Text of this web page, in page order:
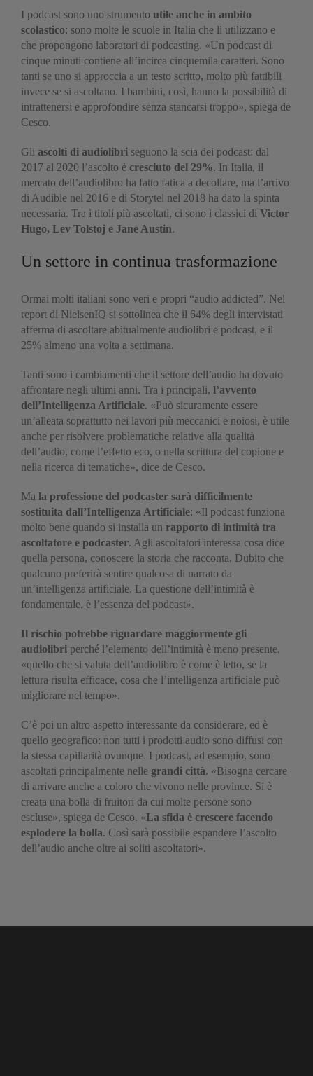
I podcast sono uno strumento utile anche in ambito
scolastico: sono molte le scuole in Italia che li utilizzano e
che propongono laboratori di podcasting. «Un podcast di
cinque minuti contiene all’incirca cinquemila caratteri. Sono
tanti se uno si approccia a un testo scritto, molto più fattibili
invece se si ascoltano. I bambini, così, hanno la possibilità di
intrattenersi e approfondire senza stancarsi troppo», spiega de
Cesco.
Gli ascolti di audiolibri seguono la scia dei podcast: dal
2017 al 2020 l’ascolto è cresciuto del 29%. In Italia, il
mercato dell’audiolibro ha fatto fatica a decollare, ma l’arrivo
di Audible nel 2016 e di Storytel nel 2018 ha dato la spinta
necessaria. Tra i titoli più ascoltati, ci sono i classici di Victor
Hugo, Lev Tolstoj e Jane Austin.
Un settore in continua trasformazione
Ormai molti italiani sono veri e propri “audio addicted”. Nel
report di NielsenIQ si sottolinea che il 64% degli intervistati
afferma di ascoltare abitualmente audiolibri e podcast, e il
25% almeno una volta a settimana.
Tanti sono i cambiamenti che il settore dell’audio ha dovuto
affrontare negli ultimi anni. Tra i principali, l’avvento
dell’Intelligenza Artificiale. «Può sicuramente essere
un’alleata soprattutto nei lavori più meccanici e noiosi, è utile
anche per risolvere problematiche relative alla qualità
dell’audio, come l’effetto eco, o nella scrittura del copione e
nella ricerca di tematiche», dice de Cesco.
Ma la professione del podcaster sarà difficilmente
sostituita dall’Intelligenza Artificiale: «Il podcast funziona
molto bene quando si installa un rapporto di intimità tra
ascoltatore e podcaster. Agli ascoltatori interessa cosa dice
quella persona, conoscere la storia che racconta. Dubito che
qualcuno preferirà sentire qualcosa di narrato da
un’intelligenza artificiale. La questione dell’intimità è
fondamentale, è l’essenza del podcast».
Il rischio potrebbe riguardare maggiormente gli
audiolibri perché l’elemento dell’intimità è meno presente,
«quello che si valuta dell’audiolibro è come è letto, se la
lettura risulta efficace, cosa che l’intelligenza artificiale può
migliorare nel tempo».
C’è poi un altro aspetto interessante da considerare, ed è
quello geografico: non tutti i prodotti audio sono diffusi con
la stessa capillarità ovunque. I podcast, ad esempio, sono
ascoltati principalmente nelle grandi città. «Bisogna cercare
di arrivare anche a coloro che vivono nelle province. Si è
creata una bolla di fruitori da cui molte persone sono
escluse», spiega de Cesco. «La sfida è crescere facendo
esplodere la bolla. Così sarà possibile espandere l’ascolto
dell’audio anche oltre ai soliti ascoltatori».